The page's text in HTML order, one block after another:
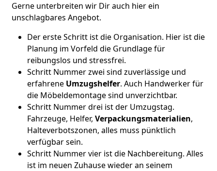
Gerne unterbreiten wir Dir auch hier ein
unschlagbares Angebot.
Der erste Schritt ist die Organisation. Hier ist die
Planung im Vorfeld die Grundlage für
reibungslos und stressfrei.
Schritt Nummer zwei sind zuverlässige und
erfahrene Umzugshelfer. Auch Handwerker für
die Möbeldemontage sind unverzichtbar.
Schritt Nummer drei ist der Umzugstag.
Fahrzeuge, Helfer, Verpackungsmaterialien,
Halteverbotszonen, alles muss pünktlich
verfügbar sein.
Schritt Nummer vier ist die Nachbereitung. Alles
ist im neuen Zuhause wieder an seinem